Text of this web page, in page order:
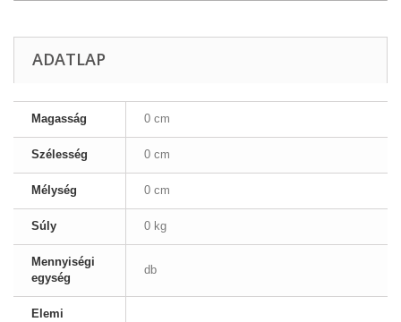
ADATLAP
Magasság 0 cm
Szélesség 0 cm
Mélység 0 cm
Súly 0 kg
Mennyiségi
egység
db
Elemi